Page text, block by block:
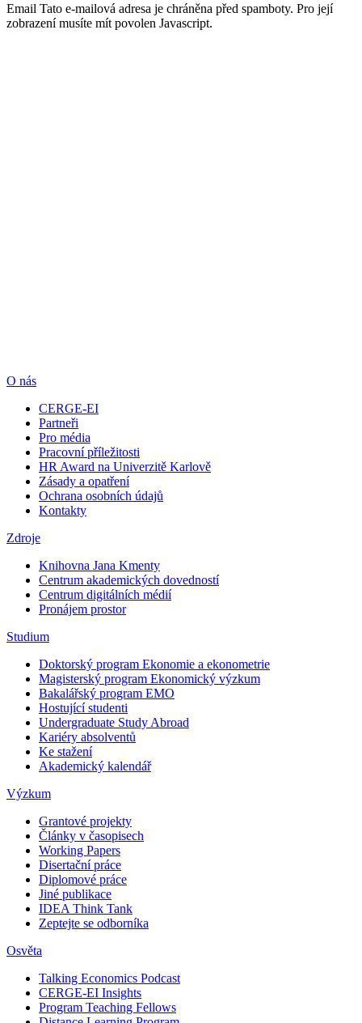
Email Tato e-mailová adresa je chráněna před spamboty. Pro její
zobrazení musíte mít povolen Javascript.
O nás
CERGE-EI
Partneři
Pro média
Pracovní příležitosti
HR Award na Univerzitě Karlově
Zásady a opatření
Ochrana osobních údajů
Kontakty
Zdroje
Knihovna Jana Kmenty
Centrum akademických dovedností
Centrum digitálních médií
Pronájem prostor
Studium
Doktorský program Ekonomie a ekonometrie
Magisterský program Ekonomický výzkum
Bakalářský program EMO
Hostující studenti
Undergraduate Study Abroad
Kariéry absolventů
Ke stažení
Akademický kalendář
Výzkum
Grantové projekty
Články v časopisech
Working Papers
Disertační práce
Diplomové práce
Jiné publikace
IDEA Think Tank
Zeptejte se odborníka
Osvěta
Talking Economics Podcast
CERGE-EI Insights
Program Teaching Fellows